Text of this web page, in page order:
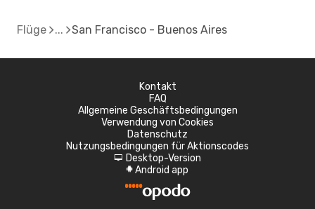
Flüge San Francisco - Buenos Aires
Kontakt
FAQ
Allgemeine Geschäftsbedingungen
Verwendung von Cookies
Datenschutz
Nutzungsbedingungen für Aktionscodes
d Desktop-Version
A Android app